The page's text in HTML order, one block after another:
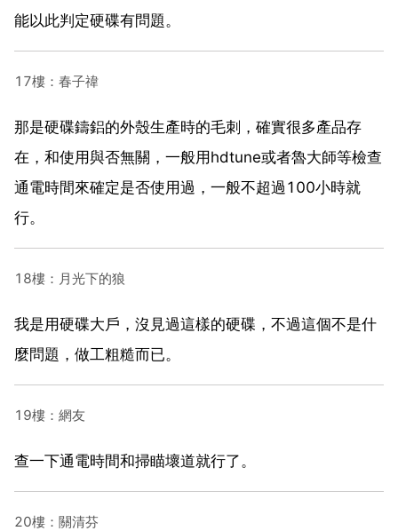
能以此判定硬碟有問題。
17樓：春子禕
那是硬碟鑄鋁的外殼生產時的毛刺，確實很多產品存
在，和使用與否無關，一般用hdtune或者魯大師等檢查
通電時間來確定是否使用過，一般不超過100小時就
行。
18樓：月光下的狼
我是用硬碟大戶，沒見過這樣的硬碟，不過這個不是什
麼問題，做工粗糙而已。
19樓：網友
查一下通電時間和掃瞄壞道就行了。
20樓：關清芬